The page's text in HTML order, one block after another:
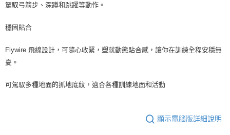
駕馭弓箭步、深蹲和跳躍等動作。
穩固貼合
Flywire 飛線設計，可隨心收緊，塑就動態貼合感，讓你在訓練全程安穩無
憂。
可駕馭多種地面的抓地底紋，適合各種訓練地面和活動
顯示電腦版詳細說明